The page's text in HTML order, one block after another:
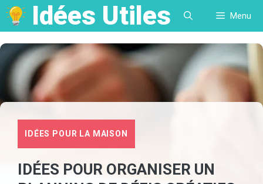
Aller
au
contenu
Idées Utiles Menu
IDÉES POUR LA MAISON
IDÉES POUR ORGANISER UN